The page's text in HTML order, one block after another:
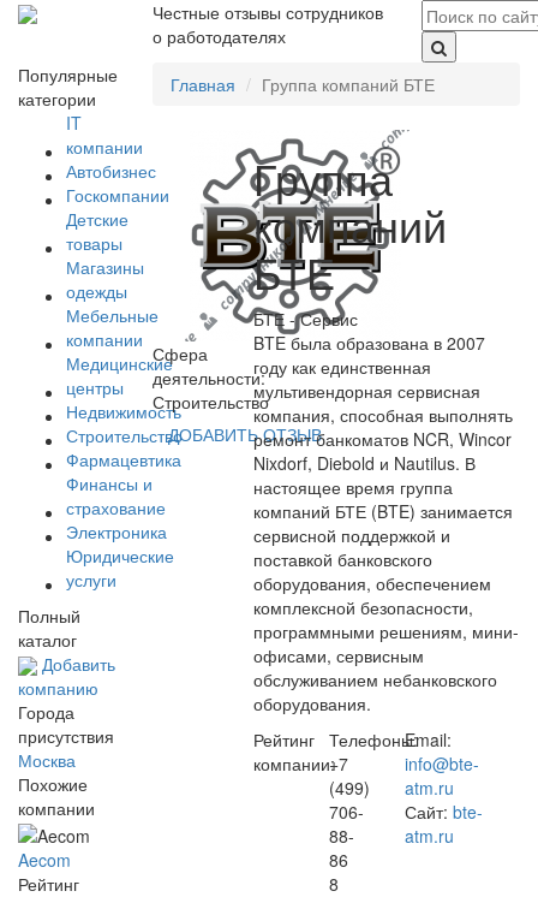
Честные отзывы сотрудников
о работодателях
Популярные
категории
IT
компании
Автобизнес
Госкомпании
Детские
товары
Магазины
одежды
Мебельные
компании
Медицинские
центры
Недвижимость
Строительство
Фармацевтика
Финансы и
страхование
Электроника
Юридические
услуги
Полный
каталог
Добавить
компанию
Города
присутствия
Москва
Похожие
компании
Aecom
Рейтинг
Главная Группа компаний БТЕ
Сфера
деятельности:
Строительство
ДОБАВИТЬ ОТЗЫВ
Группа
компаний
БТЕ
БТЕ - Сервис
BTE была образована в 2007
году как единственная
мультивендорная сервисная
компания, способная выполнять
ремонт банкоматов NCR, Wincor
Nixdorf, Diebold и Nautilus. В
настоящее время группа
компаний БТЕ (BTE) занимается
сервисной поддержкой и
поставкой банковского
оборудования, обеспечением
комплексной безопасности,
программными решениям, мини-
офисами, сервисным
обслуживанием небанковского
оборудования.
Рейтинг
компании:
Телефоны:
+7
(499)
706-
88-
86
8
Email:
info@bte-
atm.ru
Сайт: bte-
atm.ru